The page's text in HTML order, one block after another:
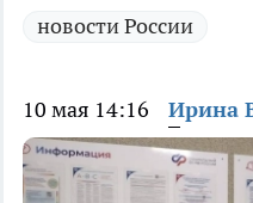
новости России
10 мая 14:16 Ирина